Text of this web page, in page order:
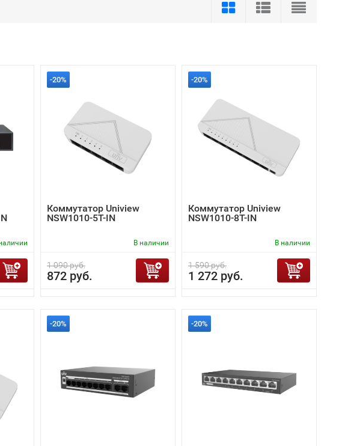
-20%
Коммутатор Uniview
NSW1010-5T-IN
В наличии
1 090 руб.
872 руб.
-20%
Коммутатор Uniview
NSW1010-8T-IN
В наличии
1 590 руб.
1 272 руб.
-20% -20%